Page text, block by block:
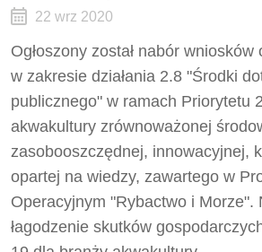
22 wrz 2020
Ogłoszony został nabór
w zakresie działania 2.8 "Środki
publicznego" w ramach Priorytetu
akwakultury zrównoważonej
zasobooszczędnej, innowacyjnej,
opartej na wiedzy, zawartego w
Operacyjnym "Rybactwo i Morze".
łagodzenie skutków